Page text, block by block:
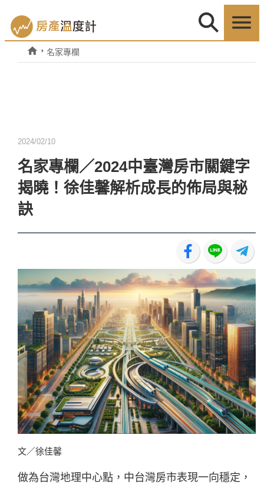
名家專欄
2024/02/10
名家專欄／2024中臺灣房市關鍵字
揭曉！徐佳馨解析成長的佈局與秘
訣
文／徐佳馨
做為台灣地理中心點，中台灣房市表現一向穩定，